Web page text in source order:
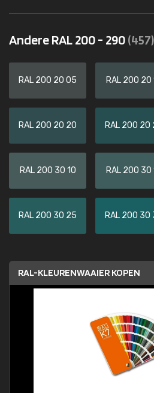
Andere RAL 200 - 290(457)
RAL 200 20 05 RAL 200 20
RAL 200 20 20 RAL 200 20
RAL 200 30 10 RAL 200 30
RAL 200 30 25 RAL 200 30
RAL-KLEURENWAAIER KOPEN